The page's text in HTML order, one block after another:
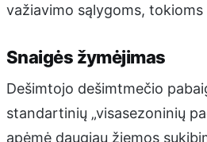
važiavimo sąlygoms, tokioms
Snaigės žymėjimas
Dešimtojo dešimtmečio
standartinių „visasezoninių
apėmė daugiau žiemos